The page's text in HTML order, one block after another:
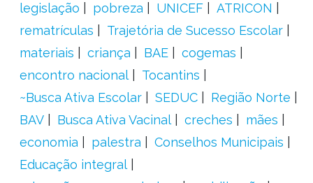
legislação
pobreza UNICEF
ATRICON
rematrículas
Trajetória de Sucesso Escolar
materiais
criança BAE
cogemas
encontro nacional
Tocantins
~Busca Ativa Escolar
SEDUC
Região Norte
BAV
Busca Ativa Vacinal creches
mães
economia
palestra
Conselhos Municipais
Educação integral